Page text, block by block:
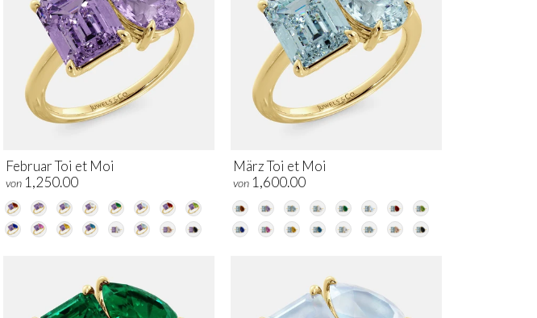
Februar Toi et Moi
von 1,250.00
März Toi et Moi
von 1,600.00